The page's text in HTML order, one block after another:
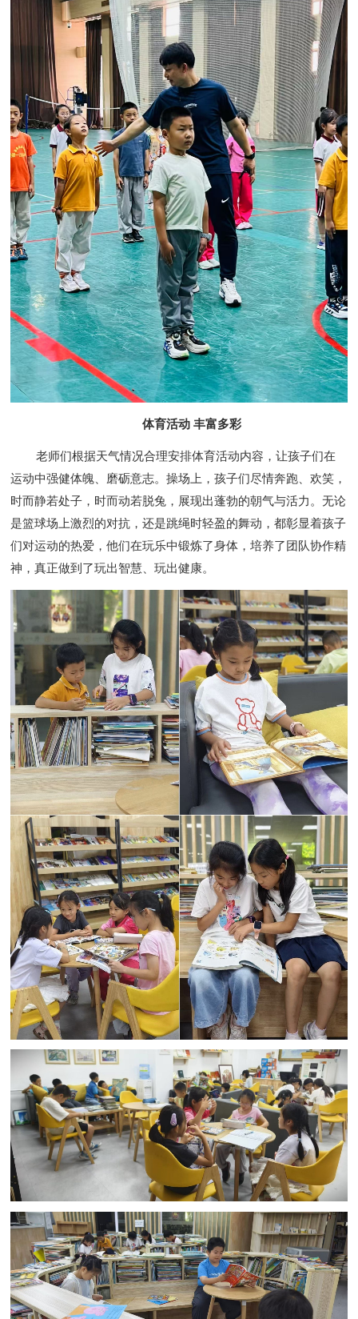
体育活动 丰富多彩
老师们根据天气情况合理安排体育活动内容，让孩子们在
运动中强健体魄、磨砺意志。操场上，孩子们尽情奔跑、欢笑，
时而静若处子，时而动若脱兔，展现出蓬勃的朝气与活力。无论
是篮球场上激烈的对抗，还是跳绳时轻盈的舞动，都彰显着孩子
们对运动的热爱，他们在玩乐中锻炼了身体，培养了团队协作精
神，真正做到了玩出智慧、玩出健康。